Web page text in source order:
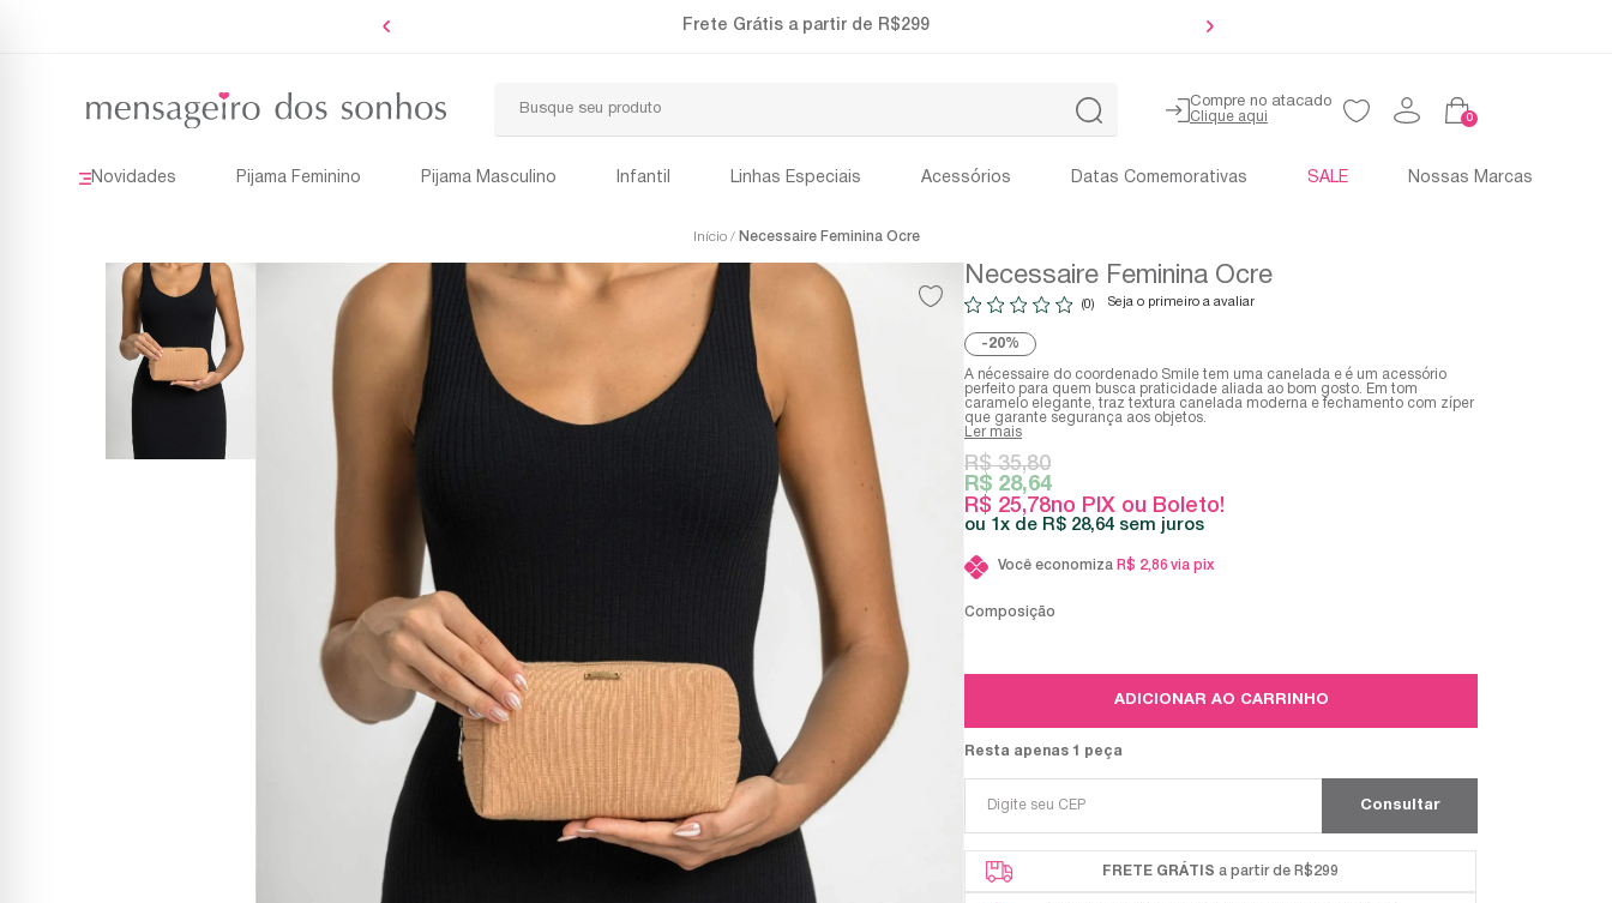
Frete Grátis a partir de R$299
Compre no atacado
0
Novidades Pijama Feminino Pijama Masculino Infantil Linhas Especiais Acessórios Datas Comemorativas SALE Nossas Marcas
Início Necessaire Feminina Ocre
Necessaire Feminina Ocre
(0) Seja o primeiro a avaliar
20%
A nécessaire do coordenado Smile tem uma canelada e é um acessório
perfeito para quem busca praticidade aliada ao bom gosto. Em tom
caramelo elegante, traz textura canelada moderna e fechamento com zíper
que garante segurança aos objetos.
Ler mais
R$ 25,78no PIX ou Boleto!
R$ 35,80
R$ 28,64
1x R$ 28,64 sem juros
Você economiza R$ 2,86 via pix
Composição
ADICIONAR AO CARRINHO
Resta apenas 1 peça
FRETE GRÁTIS a partir de R$299